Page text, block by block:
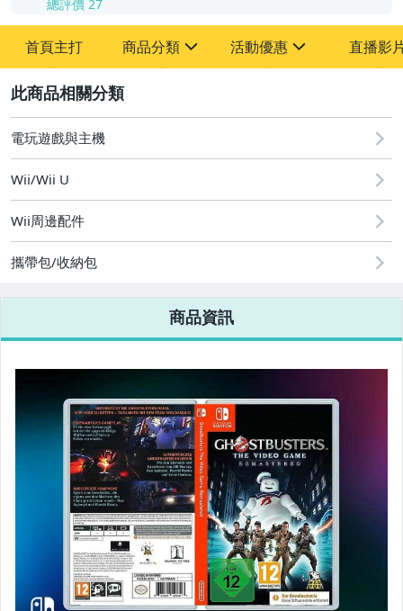
總評價 27
首頁主打 商品分類
圖書/影音/文具
古董、藝術與礦石
電玩遊戲與主機
活動優惠
[全店] 粉絲專享
[全店] 週年慶
直播影
電玩遊戲與主機
Wii/Wii U
Wii周邊配件
攜帶包/收納包
商品資訊